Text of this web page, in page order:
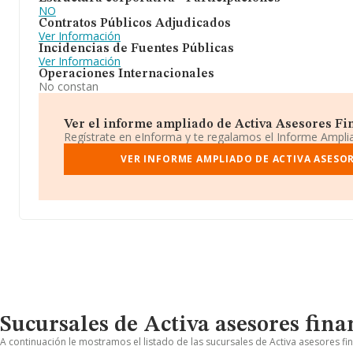
NO
Contratos Públicos Adjudicados
Ver Información
Incidencias de Fuentes Públicas
Ver Información
Operaciones Internacionales
No constan
Ver el informe ampliado de Activa Asesores
Regístrate en eInforma y te regalamos el Informe
VER INFORME AMPLIADO DE ACTIVA
Sucursales de Activa asesores
A continuación le mostramos el listado de las sucursales de Activa asesores